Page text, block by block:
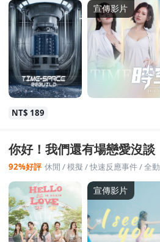
宣傳影片
NT$ 189
你好！我們還有場戀愛沒談
92%好評 休閒 /模擬 /快速反應事件/全動態影像
宣傳影片